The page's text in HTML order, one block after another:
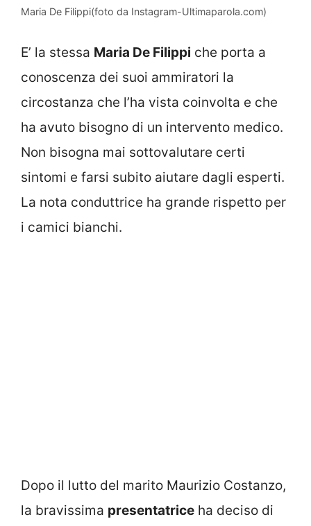
Maria De Filippi(foto da Instagram-Ultimaparola.com)
E’ la stessa Maria De Filippi che porta a
conoscenza dei suoi ammiratori la
circostanza che l’ha vista coinvolta e che
ha avuto bisogno di un intervento medico.
Non bisogna mai sottovalutare certi
sintomi e farsi subito aiutare dagli esperti.
La nota conduttrice ha grande rispetto per
i camici bianchi.
Dopo il lutto del marito Maurizio Costanzo,
la bravissima presentatrice ha deciso di